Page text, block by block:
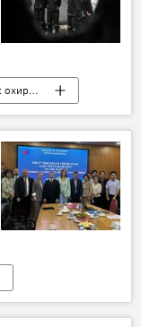
Амалиёти вижаи Русия барои ҳимояи Донбасс: охирин хабарҳо